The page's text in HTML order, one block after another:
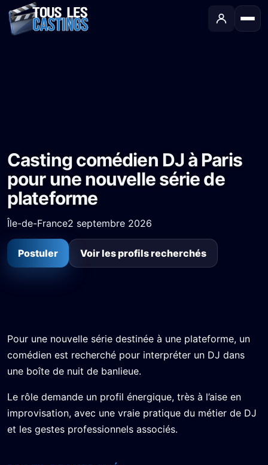
Casting comédien DJ à Paris
pour une nouvelle série de
plateforme
Île-de-France2 septembre 2026
Postuler Voir les profils recherchés
Pour une nouvelle série destinée à une plateforme, un
comédien est recherché pour interpréter un DJ dans
une boîte de nuit de banlieue.
Le rôle demande un profil énergique, très à l’aise en
improvisation, avec une vraie pratique du métier de DJ
et les gestes professionnels associés.